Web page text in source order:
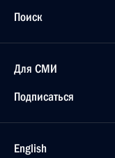
Поиск
Для СМИ
Подписаться
English